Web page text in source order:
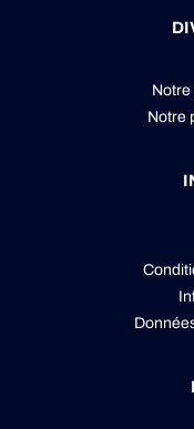
Notre